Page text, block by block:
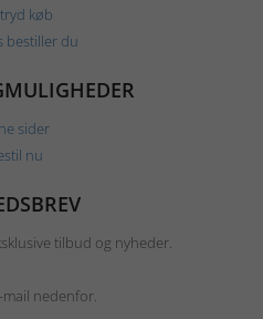
køb
bestiller du
sider
nu
tilbud og nyheder.
mail nedenfor.